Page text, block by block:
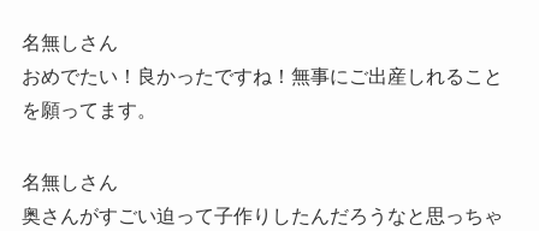
名無しさん
おめでたい！良かったですね！無事にご出産しれること
を願ってます。
名無しさん
奥さんがすごい迫って子作りしたんだろうなと思っちゃ